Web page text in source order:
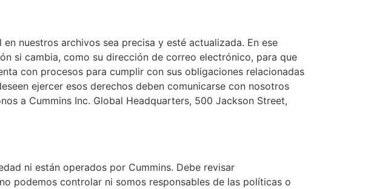
nuestros archivos sea precisa y esté actualizada. En ese
si cambia, como su dirección de correo electrónico, para que
con procesos para cumplir con sus obligaciones relacionadas
ejercer esos derechos deben comunicarse con nosotros
a Cummins Inc. Global Headquarters, 500 Jackson Street,
ni están operados por Cummins. Debe revisar
podemos controlar ni somos responsables de las políticas o